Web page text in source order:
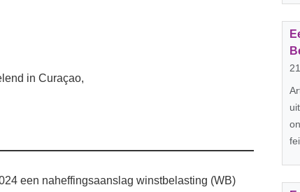
in Curaçao,
een naheffingsaanslag winstbelasting (WB)